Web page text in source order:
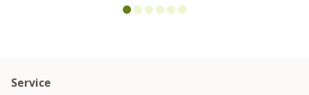
Service